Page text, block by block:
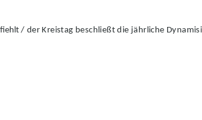
/ der Kreistag beschließt die jährliche